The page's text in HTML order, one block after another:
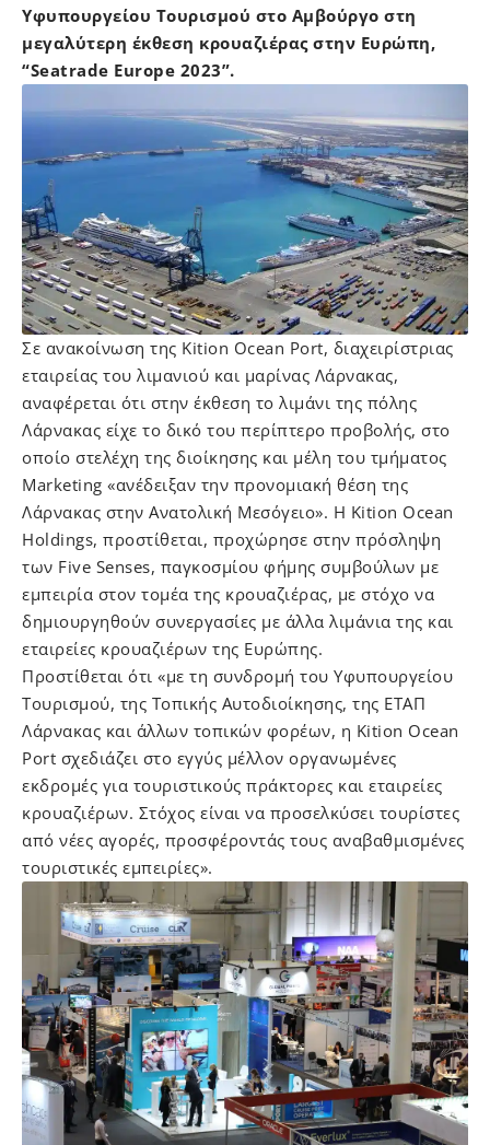
Υφυπουργείου Τουρισμού στο Αμβούργο στη
μεγαλύτερη έκθεση κρουαζιέρας στην Ευρώπη,
“Seatrade Europe 2023”.
Σε ανακοίνωση της Kition Ocean Port, διαχειρίστριας
εταιρείας του λιμανιού και μαρίνας Λάρνακας,
αναφέρεται ότι στην έκθεση το λιμάνι της πόλης
Λάρνακας είχε το δικό του περίπτερο προβολής, στο
οποίο στελέχη της διοίκησης και μέλη του τμήματος
Marketing «ανέδειξαν την προνομιακή θέση της
Λάρνακας στην Ανατολική Μεσόγειο». Η Kition Ocean
Holdings, προστίθεται, προχώρησε στην πρόσληψη
των Five Senses, παγκοσμίου φήμης συμβούλων με
εμπειρία στον τομέα της κρουαζιέρας, με στόχο να
δημιουργηθούν συνεργασίες με άλλα λιμάνια της και
εταιρείες κρουαζιέρων της Ευρώπης.
Προστίθεται ότι «με τη συνδρομή του Υφυπουργείου
Τουρισμού, της Τοπικής Αυτοδιοίκησης, της ΕΤΑΠ
Λάρνακας και άλλων τοπικών φορέων, η Kition Ocean
Port σχεδιάζει στο εγγύς μέλλον οργανωμένες
εκδρομές για τουριστικούς πράκτορες και εταιρείες
κρουαζιέρων. Στόχος είναι να προσελκύσει τουρίστες
από νέες αγορές, προσφέροντάς τους αναβαθμισμένες
τουριστικές εμπειρίες».